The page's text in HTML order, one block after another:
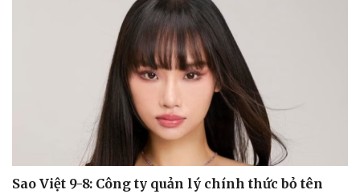
Sao Việt 9-8: Công ty quản lý chính thức bỏ tên